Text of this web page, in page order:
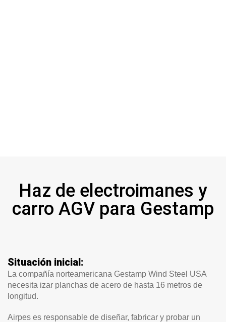
Haz de electroimanes y
carro AGV para Gestamp
Situación inicial:
La compañía norteamericana Gestamp Wind Steel USA
necesita izar planchas de acero de hasta 16 metros de
longitud.
Airpes es responsable de diseñar, fabricar y probar un